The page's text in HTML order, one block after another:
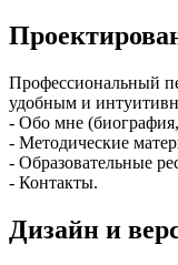
Профессиональный
удобным и
- Обо мне
- Методические
- Образовательные
- Контакты.
Дизайн и